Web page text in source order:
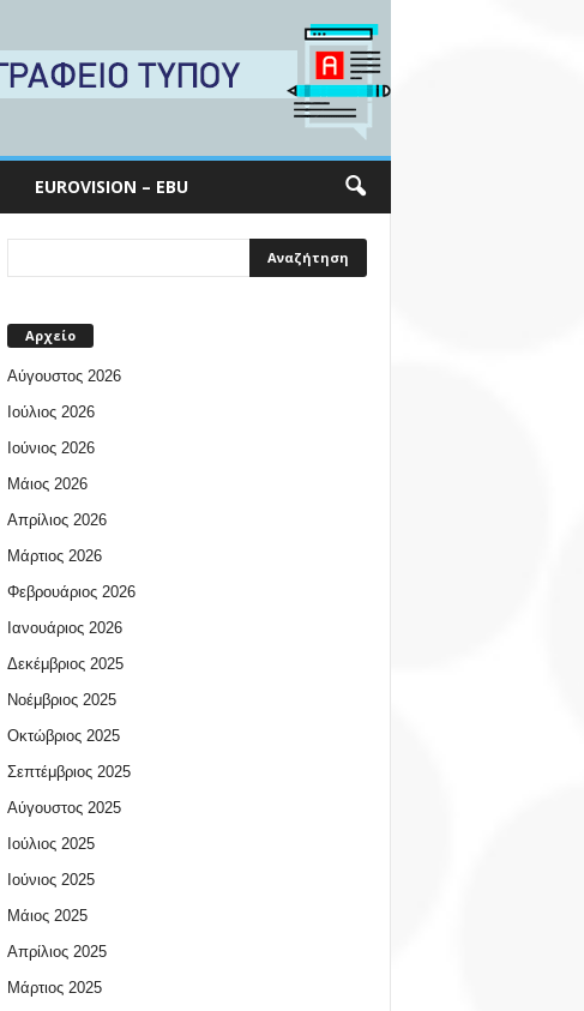
EUROVISION – EBU
Αρχείο
Αύγουστος 2026
Ιούλιος 2026
Ιούνιος 2026
Μάιος 2026
Απρίλιος 2026
Μάρτιος 2026
Φεβρουάριος 2026
Ιανουάριος 2026
Δεκέμβριος 2025
Νοέμβριος 2025
Οκτώβριος 2025
Σεπτέμβριος 2025
Αύγουστος 2025
Ιούλιος 2025
Ιούνιος 2025
Μάιος 2025
Απρίλιος 2025
Μάρτιος 2025